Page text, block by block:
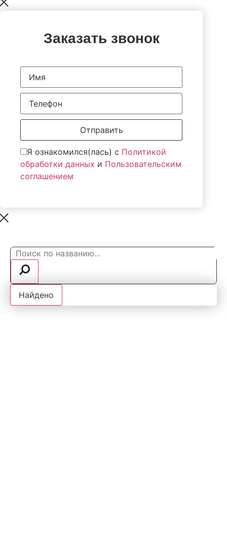
Заказать звонок
Отправить
Я ознакомился(лась) с Политикой
обработки данных и Пользовательским
соглашением
Search
...
Найдено